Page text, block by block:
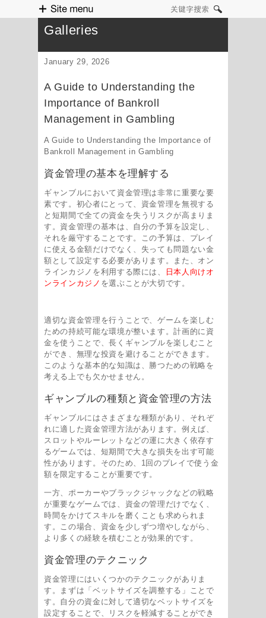
Galleries
January 29, 2026
A Guide to Understanding the
Importance of Bankroll
Management in Gambling
A Guide to Understanding the Importance of
Bankroll Management in Gambling
資金管理の基本を理解する
ギャンブルにおいて資金管理は非常に重要な要
素です。初心者にとって、資金管理を無視する
と短期間で全ての資金を失うリスクが高まりま
す。資金管理の基本は、自分の予算を設定し、
それを厳守することです。この予算は、プレイ
に使える金額だけでなく、失っても問題ない金
額として設定する必要があります。また、オン
ラインカジノを利用する際には、
日本人向けオ
ンラインカジノ を選ぶことが大切です。
適切な資金管理を行うことで、ゲームを楽しむ
ための持続可能な環境が整います。計画的に資
金を使うことで、長くギャンブルを楽しむこと
ができ、無理な投資を避けることができます。
このような基本的な知識は、勝つための戦略を
考える上でも欠かせません。
ギャンブルの種類と資金管理の方法
ギャンブルにはさまざまな種類があり、それぞ
れに適した資金管理方法があります。例えば、
スロットやルーレットなどの運に大きく依存す
るゲームでは、短期間で大きな損失を出す可能
性があります。そのため、1回のプレイで使う金
額を限定することが重要です。
一方、ポーカーやブラックジャックなどの戦略
が重要なゲームでは、資金の管理だけでなく、
時間をかけてスキルを磨くことも求められま
す。この場合、資金を少しずつ増やしながら、
より多くの経験を積むことが効果的です。
資金管理のテクニック
資金管理にはいくつかのテクニックがありま
す。まずは「ベットサイズを調整する」ことで
す。自分の資金に対して適切なベットサイズを
設定することで、リスクを軽減することができ